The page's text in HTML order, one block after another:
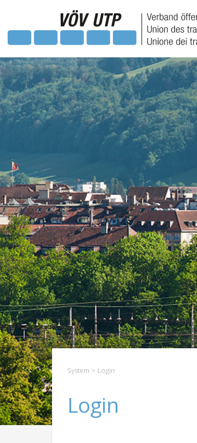
System > Login
Login